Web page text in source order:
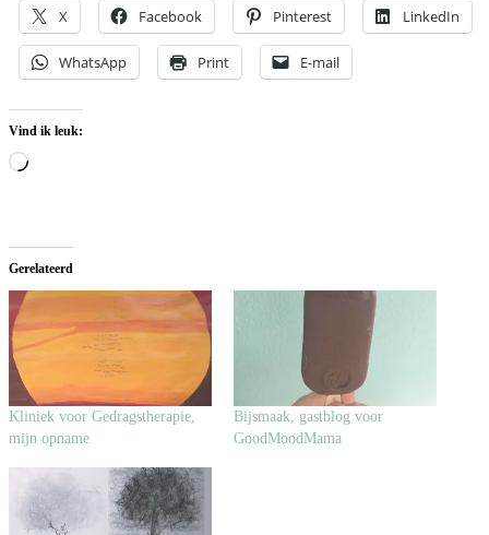
X Facebook Pinterest LinkedIn
WhatsApp Print E-mail
Vind ik leuk:
Aan
Gerelateerd
Kliniek voor Gedragstherapie,
mijn opname
Bijsmaak, gastblog voor
GoodMoodMama